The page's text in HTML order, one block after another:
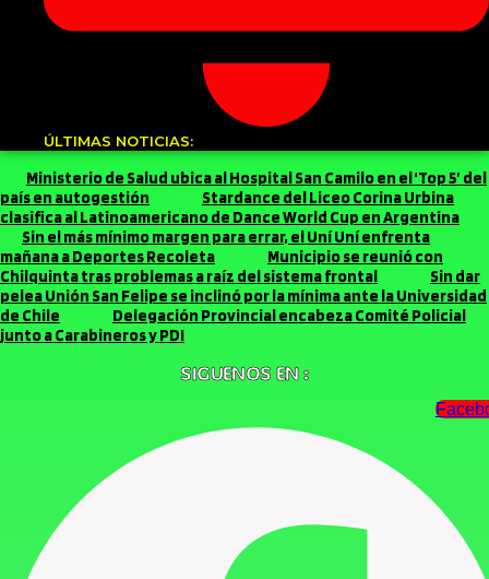
ÚLTIMAS NOTICIAS:
Ministerio de Salud ubica al Hospital San Camilo en el ‘Top 5’ del
país en autogestión
Stardance del Liceo Corina Urbina
clasifica al Latinoamericano de Dance World Cup en Argentina
Sin el más mínimo margen para errar, el Uní Uní enfrenta
mañana a Deportes Recoleta
Municipio se reunió con
Chilquinta tras problemas a raíz del sistema frontal
Sin dar
pelea Unión San Felipe se inclinó por la mínima ante la Universidad
de Chile
Delegación Provincial encabeza Comité Policial
junto a Carabineros y PDI
SIGUENOS EN :